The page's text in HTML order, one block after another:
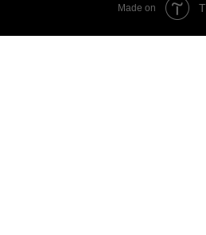
Made on